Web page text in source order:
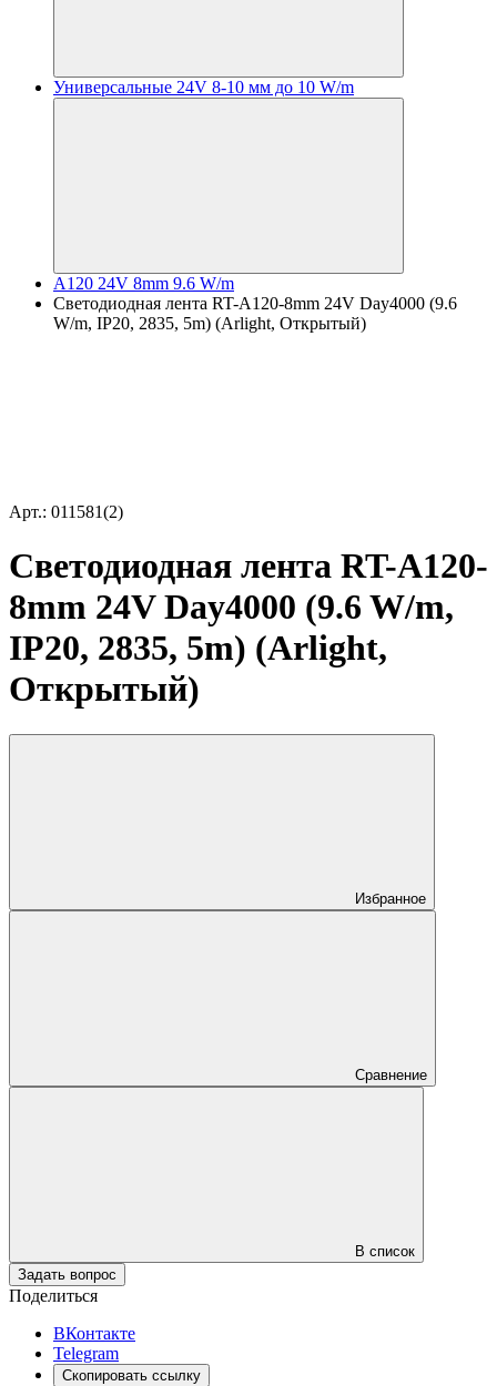
Универсальные 24V 8-10 мм до 10 W/m
A120 24V 8mm 9.6 W/m
Светодиодная лента RT-A120-8mm 24V Day4000 (9.6
W/m, IP20, 2835, 5m) (Arlight, Открытый)
Арт.: 011581(2)
Светодиодная лента RT-A120-
8mm 24V Day4000 (9.6 W/m,
IP20, 2835, 5m) (Arlight,
Открытый)
Избранное
Сравнение
В список
Задать вопрос
Поделиться
ВКонтакте
Telegram
Скопировать ссылку